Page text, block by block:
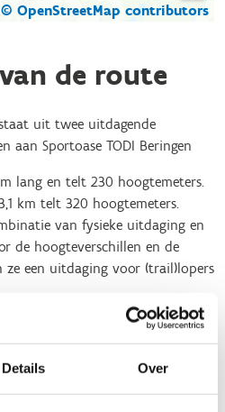
Details Over
© OpenStreetMap contributors
de route
uit twee uitdagende
aan Sportoase TODI Beringen
lang en telt 230 hoogtemeters.
km telt 320 hoogtemeters.
van fysieke uitdaging en
de hoogteverschillen en de
ze een uitdaging voor (trail)lopers
van de terrils genieten van
het omliggende landschap.
klim over de kleine terril –
- waarna je ook de